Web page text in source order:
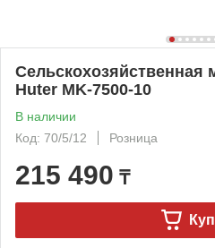
Сельскохозяйственная
Huter MK-7500-10
В наличии
Код: 70/5/12
Розница
215 490 ₸